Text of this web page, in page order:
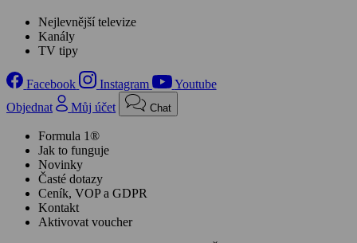
Nejlevnější televize
Kanály
TV tipy
Facebook Instagram
Youtube
Objednat
Můj účet Chat
Formula 1®
Jak to funguje
Novinky
Časté dotazy
Ceník, VOP a GDPR
Kontakt
Aktivovat voucher